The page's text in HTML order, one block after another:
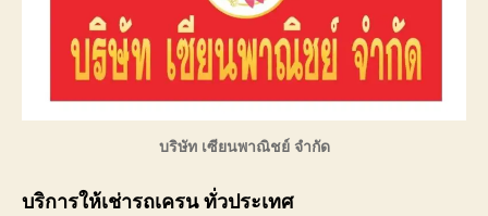
บริษัท เซียนพาณิชย์ จำกัด
บริการให้เช่ารถเครน ทั่วประเทศ